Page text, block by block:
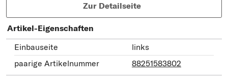
Zur Detailseite
Artikel-Eigenschaften
Einbauseite
links
paarige Artikelnummer
88251583802